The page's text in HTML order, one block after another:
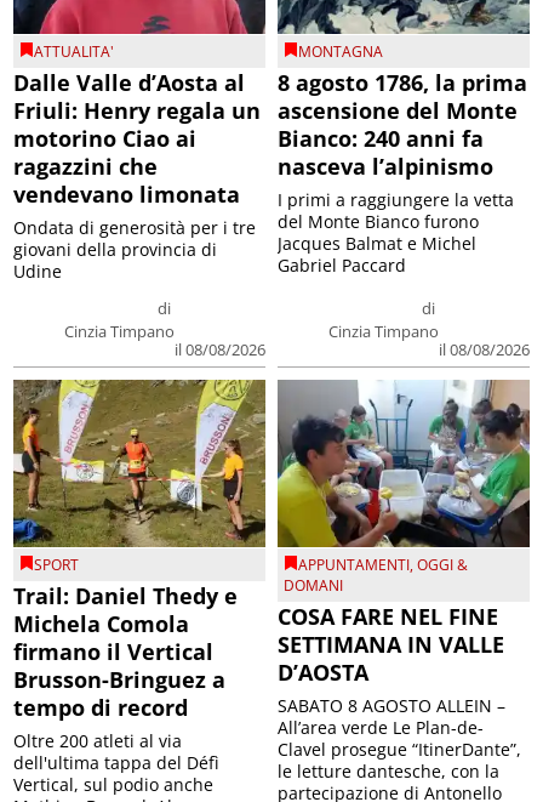
ATTUALITA'
Dalle Valle d’Aosta al
Friuli: Henry regala un
motorino Ciao ai
ragazzini che
vendevano limonata
di
Cinzia Timpano
il 08/08/2026
Ondata di generosità per i tre
giovani della provincia di
Udine
MONTAGNA
8 agosto 1786, la prima
ascensione del Monte
Bianco: 240 anni fa
nasceva l’alpinismo
di
Cinzia Timpano
il 08/08/2026
I primi a raggiungere la vetta
del Monte Bianco furono
Jacques Balmat e Michel
Gabriel Paccard
SPORT
Trail: Daniel Thedy e
Michela Comola
firmano il Vertical
Brusson-Bringuez a
tempo di record
Oltre 200 atleti al via
dell'ultima tappa del Défì
Vertical, sul podio anche
APPUNTAMENTI,OGGI &
DOMANI
COSA FARE NEL FINE
SETTIMANA IN VALLE
D’AOSTA
SABATO 8 AGOSTO ALLEIN –
All’area verde Le Plan-de-
Clavel prosegue “ItinerDante”,
le letture dantesche, con la
partecipazione di Antonello